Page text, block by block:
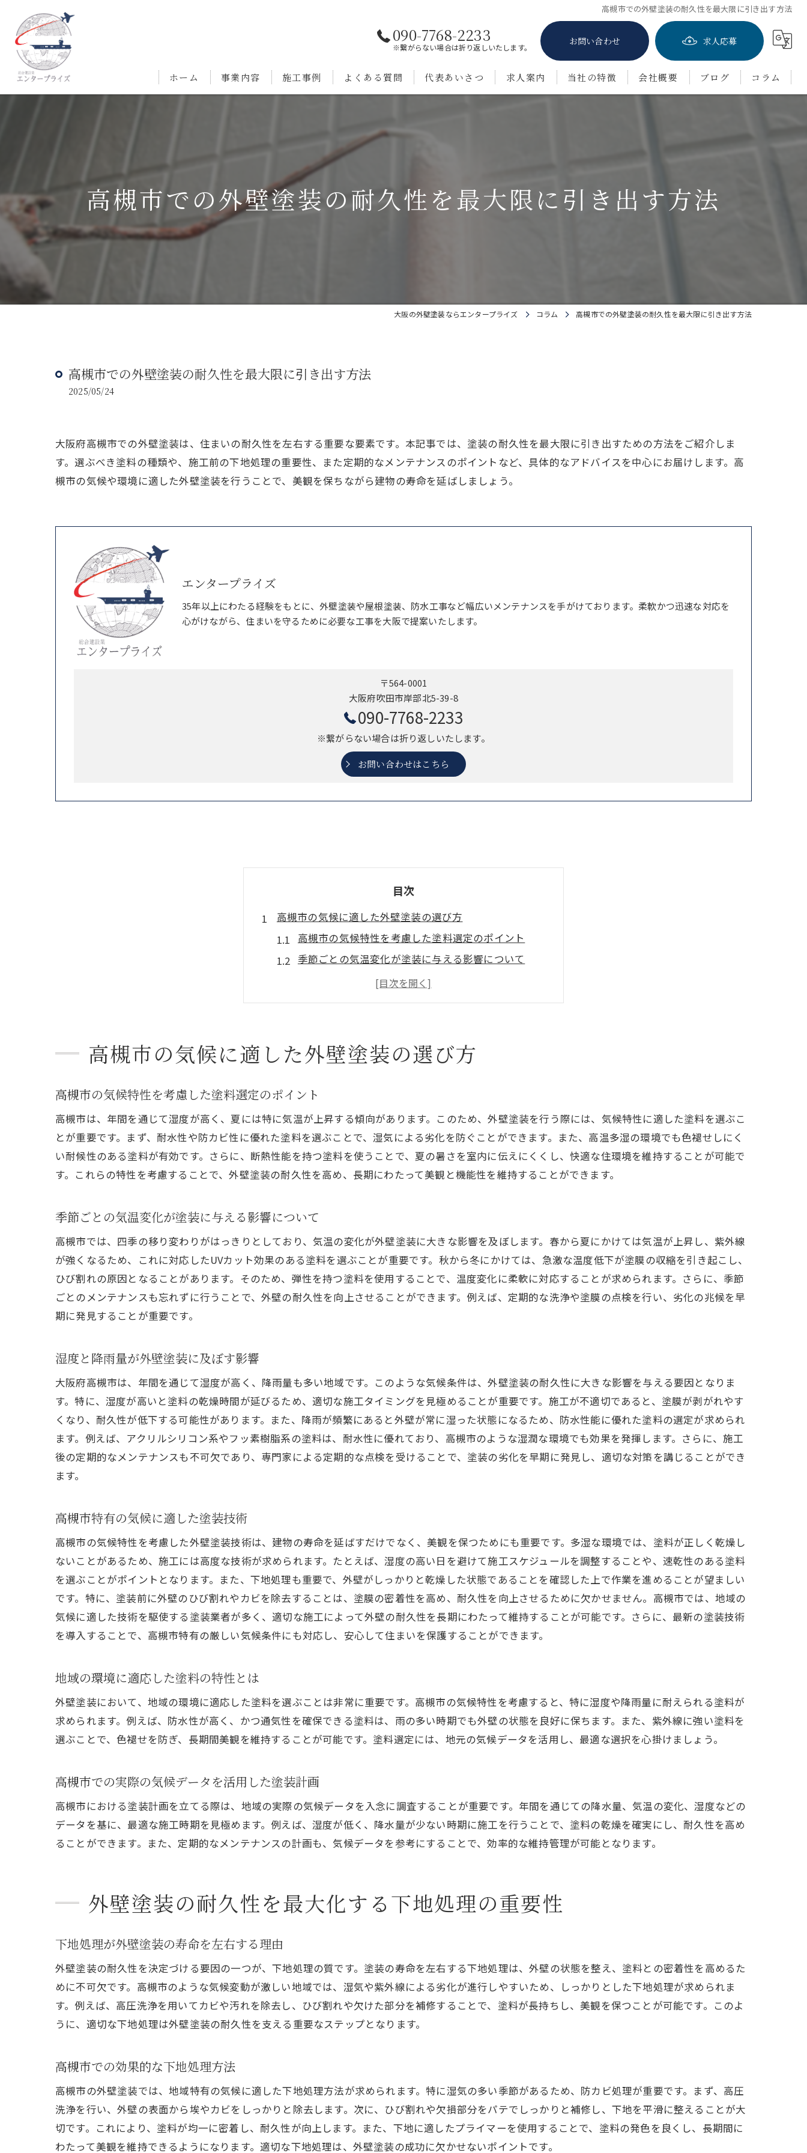
高槻市での外壁塗装の耐久性を最大限に引き出す方法
090-7768-2233
※繋がらない場合は折り返しいたします。
お問い合わせ 求人応募
ホーム 事業内容 施工事例 よくある質問 代表あいさつ 求人案内 当社の特徴
豊中市の外壁塗装
会社概要 ブログ コラム
高槻市での外壁塗装の耐久性を最大限に引き出す方法
大阪の外壁塗装ならエンタープライズ コラム 高槻市での外壁塗装の耐久性を最大限に引き出す方法
高槻市での外壁塗装の耐久性を最大限に引き出す方法
2025/05/24
大阪府高槻市での外壁塗装は、住まいの耐久性を左右する重要な要素です。本記事では、塗装の耐久性を最大限に引き出すための方法をご紹介しま
す。選ぶべき塗料の種類や、施工前の下地処理の重要性、また定期的なメンテナンスのポイントなど、具体的なアドバイスを中心にお届けします。高
槻市の気候や環境に適した外壁塗装を行うことで、美観を保ちながら建物の寿命を延ばしましょう。
エンタープライズ
35年以上にわたる経験をもとに、外壁塗装や屋根塗装、防水工事など幅広いメンテナンスを手がけております。柔軟かつ迅速な対応を
心がけながら、住まいを守るために必要な工事を大阪で提案いたします。
〒564-0001
大阪府吹田市岸部北5-39-8
090-7768-2233
※繋がらない場合は折り返しいたします。
お問い合わせはこちら
目次
高槻市の気候に適した外壁塗装の選び方
高槻市の気候特性を考慮した塗料選定のポイント
季節ごとの気温変化が塗装に与える影響について
湿度と降雨量が外壁塗装に及ぼす影響
高槻市特有の気候に適した塗装技術
高槻市での実際の気候データを活用した塗装計画
外壁塗装の耐久性を最大化する下地処理の重要性
下地の状態を見極めるための点検ポイント
下地処理に使用する素材の選び方
耐久性を高めるための下地補修技術
長持ちする外壁塗装を実現するための塗料選びのポイント
高槻市の環境に適した塗料の特性
紫外線対策に効果的な塗料の選択
色褪せを防ぐための塗料選びのコツ
定期的なメンテナンスがもたらす利点
高槻市の環境に適したメンテナンス方法
メンテナンスの頻度とタイミングの重要性
外壁塗装後のチェックポイント
長寿命化のためのメンテナンス計画作成法
高槻市での施工実績から得た教訓
地域特性を考慮した施工方法の紹介
成功した塗装プロジェクトの共通点
事例に学ぶ塗装のトラブル回避策
地元住民の声を反映した施工事例
高槻市の気候で色褪せを抑える方法
長期間美しさを維持する塗装技術
色褪せの原因とその対策法
色褪せに強い塗料のメリットと選び方
プロが教える外壁塗装の長寿命化テクニック
外壁塗装の寿命を延ばす秘訣
高槻市での耐久性を高める塗装方法
環境を考慮した長寿命化のアプローチ
外壁塗装で失敗しないための高槻市特有の注意点
施工前に知っておくべき地域の特性
高槻市での施工中に起こりやすい問題と対策
地元の気候に合った施工スケジュール
失敗を避けるための事前準備の重要性
高槻市の気候に適した外壁塗装の選び方
高槻市の気候特性を考慮した塗料選定のポイント
高槻市は、年間を通じて湿度が高く、夏には特に気温が上昇する傾向があります。このため、外壁塗装を行う際には、気候特性に適した塗料を選ぶこ
とが重要です。まず、耐水性や防カビ性に優れた塗料を選ぶことで、湿気による劣化を防ぐことができます。また、高温多湿の環境でも色褪せしにく
い耐候性のある塗料が有効です。さらに、断熱性能を持つ塗料を使うことで、夏の暑さを室内に伝えにくくし、快適な住環境を維持することが可能で
す。これらの特性を考慮することで、外壁塗装の耐久性を高め、長期にわたって美観と機能性を維持することができます。
季節ごとの気温変化が塗装に与える影響について
高槻市では、四季の移り変わりがはっきりとしており、気温の変化が外壁塗装に大きな影響を及ぼします。春から夏にかけては気温が上昇し、紫外線
が強くなるため、これに対応したUVカット効果のある塗料を選ぶことが重要です。秋から冬にかけては、急激な温度低下が塗膜の収縮を引き起こし、
ひび割れの原因となることがあります。そのため、弾性を持つ塗料を使用することで、温度変化に柔軟に対応することが求められます。さらに、季節
ごとのメンテナンスも忘れずに行うことで、外壁の耐久性を向上させることができます。例えば、定期的な洗浄や塗膜の点検を行い、劣化の兆候を早
期に発見することが重要です。
湿度と降雨量が外壁塗装に及ぼす影響
大阪府高槻市は、年間を通じて湿度が高く、降雨量も多い地域です。このような気候条件は、外壁塗装の耐久性に大きな影響を与える要因となりま
す。特に、湿度が高いと塗料の乾燥時間が延びるため、適切な施工タイミングを見極めることが重要です。施工が不適切であると、塗膜が剥がれやす
くなり、耐久性が低下する可能性があります。また、降雨が頻繁にあると外壁が常に湿った状態になるため、防水性能に優れた塗料の選定が求められ
ます。例えば、アクリルシリコン系やフッ素樹脂系の塗料は、耐水性に優れており、高槻市のような湿潤な環境でも効果を発揮します。さらに、施工
後の定期的なメンテナンスも不可欠であり、専門家による定期的な点検を受けることで、塗装の劣化を早期に発見し、適切な対策を講じることができ
ます。
高槻市特有の気候に適した塗装技術
高槻市の気候特性を考慮した外壁塗装技術は、建物の寿命を延ばすだけでなく、美観を保つためにも重要です。多湿な環境では、塗料が正しく乾燥し
ないことがあるため、施工には高度な技術が求められます。たとえば、湿度の高い日を避けて施工スケジュールを調整することや、速乾性のある塗料
を選ぶことがポイントとなります。また、下地処理も重要で、外壁がしっかりと乾燥した状態であることを確認した上で作業を進めることが望ましい
です。特に、塗装前に外壁のひび割れやカビを除去することは、塗膜の密着性を高め、耐久性を向上させるために欠かせません。高槻市では、地域の
気候に適した技術を駆使する塗装業者が多く、適切な施工によって外壁の耐久性を長期にわたって維持することが可能です。さらに、最新の塗装技術
を導入することで、高槻市特有の厳しい気候条件にも対応し、安心して住まいを保護することができます。
地域の環境に適応した塗料の特性とは
外壁塗装において、地域の環境に適応した塗料を選ぶことは非常に重要です。高槻市の気候特性を考慮すると、特に湿度や降雨量に耐えられる塗料が
求められます。例えば、防水性が高く、かつ通気性を確保できる塗料は、雨の多い時期でも外壁の状態を良好に保ちます。また、紫外線に強い塗料を
選ぶことで、色褪せを防ぎ、長期間美観を維持することが可能です。塗料選定には、地元の気候データを活用し、最適な選択を心掛けましょう。
高槻市での実際の気候データを活用した塗装計画
高槻市における塗装計画を立てる際は、地域の実際の気候データを入念に調査することが重要です。年間を通じての降水量、気温の変化、湿度などの
データを基に、最適な施工時期を見極めます。例えば、湿度が低く、降水量が少ない時期に施工を行うことで、塗料の乾燥を確実にし、耐久性を高め
ることができます。また、定期的なメンテナンスの計画も、気候データを参考にすることで、効率的な維持管理が可能となります。
外壁塗装の耐久性を最大化する下地処理の重要性
下地処理が外壁塗装の寿命を左右する理由
外壁塗装の耐久性を決定づける要因の一つが、下地処理の質です。塗装の寿命を左右する下地処理は、外壁の状態を整え、塗料との密着性を高めるた
めに不可欠です。高槻市のような気候変動が激しい地域では、湿気や紫外線による劣化が進行しやすいため、しっかりとした下地処理が求められま
す。例えば、高圧洗浄を用いてカビや汚れを除去し、ひび割れや欠けた部分を補修することで、塗料が長持ちし、美観を保つことが可能です。このよ
うに、適切な下地処理は外壁塗装の耐久性を支える重要なステップとなります。
高槻市での効果的な下地処理方法
高槻市の外壁塗装では、地域特有の気候に適した下地処理方法が求められます。特に湿気の多い季節があるため、防カビ処理が重要です。まず、高圧
洗浄を行い、外壁の表面から埃やカビをしっかりと除去します。次に、ひび割れや欠損部分をパテでしっかりと補修し、下地を平滑に整えることが大
切です。これにより、塗料が均一に密着し、耐久性が向上します。また、下地に適したプライマーを使用することで、塗料の発色を良くし、長期間に
わたって美観を維持できるようになります。適切な下地処理は、外壁塗装の成功に欠かせないポイントです。